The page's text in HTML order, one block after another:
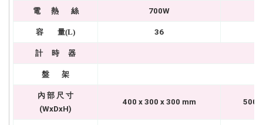
電 熱 絲 700W
容 量(L) 36
計 時 器
盤 架
內 部 尺 寸
(WxDxH)
400 x 300 x 300 mm